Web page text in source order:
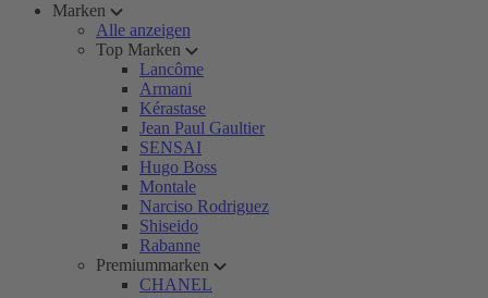
Marken
Alle anzeigen
Top Marken
Lancôme
Armani
Kérastase
Jean Paul Gaultier
SENSAI
Hugo Boss
Montale
Narciso Rodriguez
Shiseido
Rabanne
Premiummarken
CHANEL